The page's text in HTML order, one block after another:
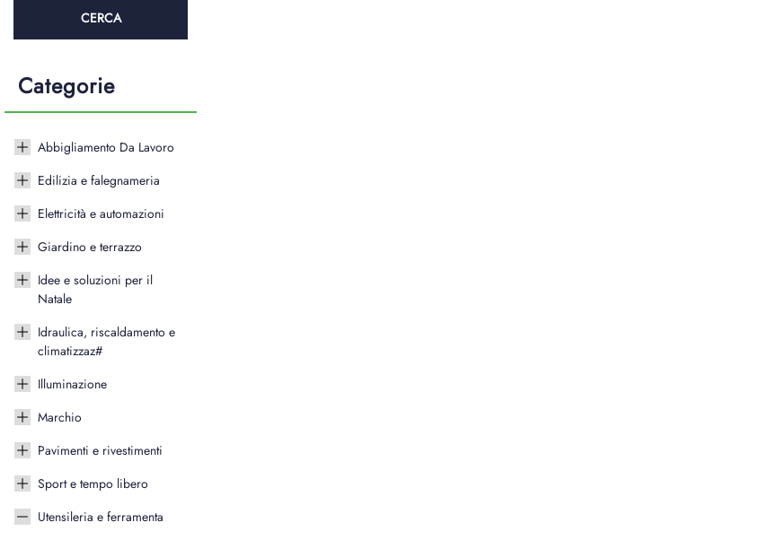
Categorie
Abbigliamento Da Lavoro
Edilizia e falegnameria
Elettricità e automazioni
Giardino e terrazzo
Idee e soluzioni per il
Natale
Idraulica, riscaldamento e
climatizzaz#
Illuminazione
Marchio
Pavimenti e rivestimenti
Sport e tempo libero
Utensileria e ferramenta